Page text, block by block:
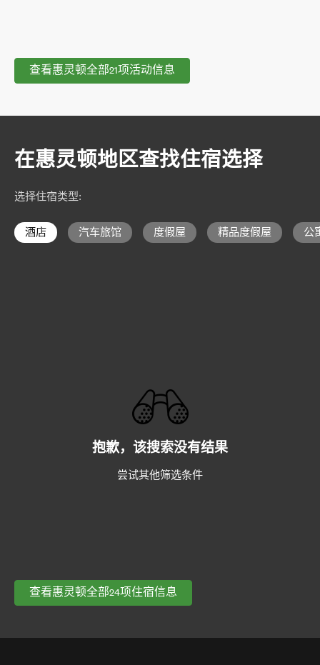
查看惠灵顿全部21项活动信息
在惠灵顿地区查找住宿选择
选择住宿类型:
酒店 汽车旅馆 度假屋 精品度假屋 公
抱歉，该搜索没有结果
尝试其他筛选条件
查看惠灵顿全部24项住宿信息